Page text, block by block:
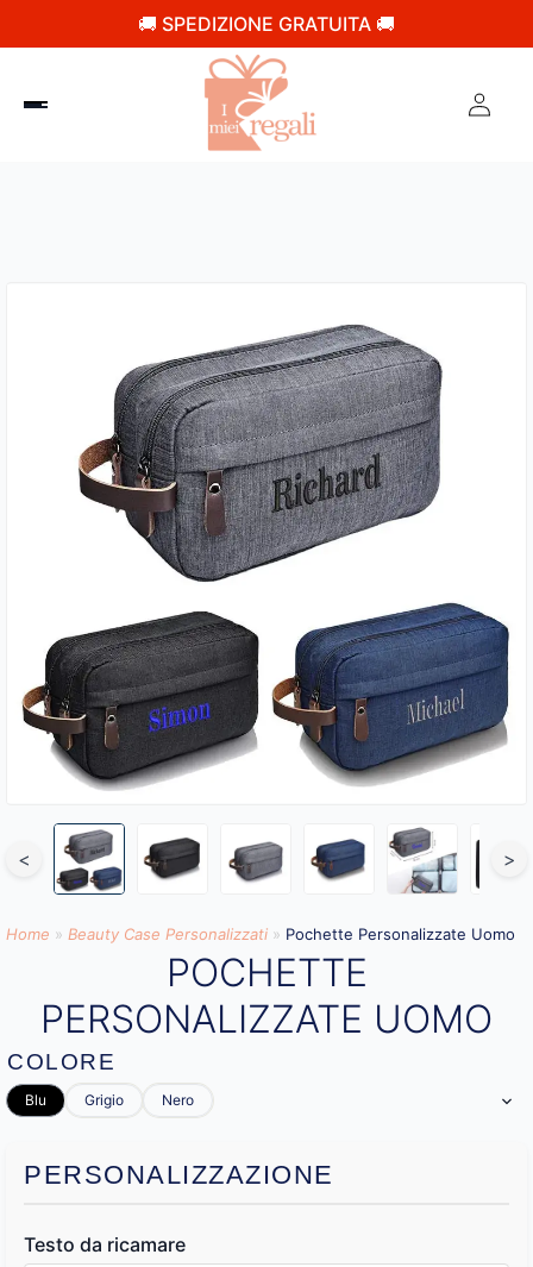
🚚 SPEDIZIONE GRATUITA 🚚
< >
Home » Beauty Case Personalizzati » Pochette Personalizzate Uomo
POCHETTE
PERSONALIZZATE UOMO
COLORE
Blu Grigio Nero
PERSONALIZZAZIONE
Testo da ricamare